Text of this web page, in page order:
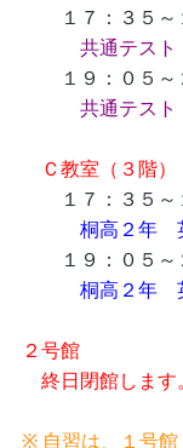
１７：３５～
共通テス
１９：０５～
共通テス
Ｃ教室（３階）
１７：３５～
桐高２年
１９：０５～
桐高２年
２号館
終日閉館します
※ 自習は、１号館